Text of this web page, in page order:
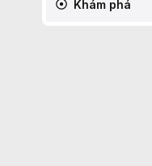
Khám phá